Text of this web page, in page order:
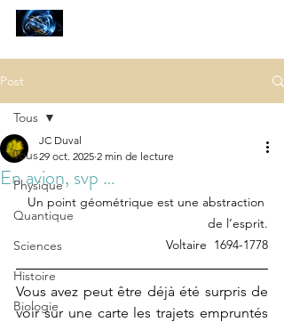
Post
Tous
Physique
Quantique
Sciences
Histoire
Biologie
Tous
En avion, svp …
JC Duval
29 oct. 2025 2 min de lecture
Un point géométrique est une abstraction
de l’esprit.
Voltaire  1694-1778
Vous avez peut être déjà été surpris de
voir sur une carte les trajets empruntés